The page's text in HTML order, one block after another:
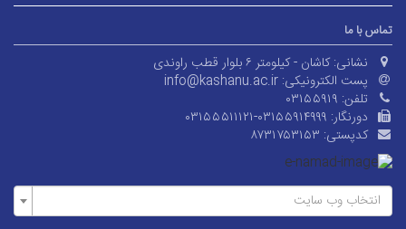
تماس با ما
نشانی: کاشان - کیلومتر ۶ بلوار قطب راوندی
پست الکترونیکی: info@kashanu.ac.ir
تلفن: ۰۳۱۵۵۹۱۹
دورنگار: ۰۳۱۵۵۵۱۱۱۲۱-۰۳۱۵۵۹۱۴۹۹۹
کدپستی: ۸۷۳۱۷۵۳۱۵۳
انتخاب وب سایت